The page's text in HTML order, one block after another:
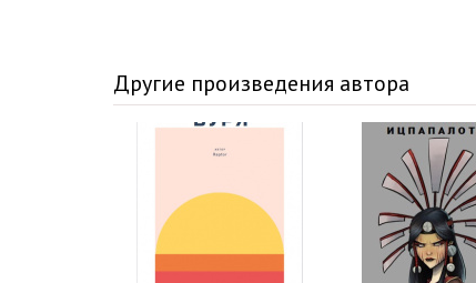
Другие произведения автора